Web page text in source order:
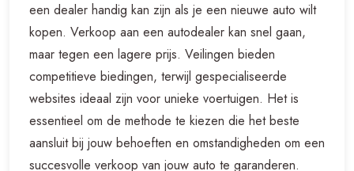
een dealer handig kan zijn als je een nieuwe auto wilt
kopen. Verkoop aan een autodealer kan snel gaan,
maar tegen een lagere prijs. Veilingen bieden
competitieve biedingen, terwijl gespecialiseerde
websites ideaal zijn voor unieke voertuigen. Het is
essentieel om de methode te kiezen die het beste
aansluit bij jouw behoeften en omstandigheden om een
succesvolle verkoop van jouw auto te garanderen.